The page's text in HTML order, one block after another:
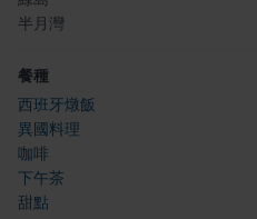
半月灣
餐種
西班牙燉飯
異國料理
咖啡
下午茶
甜點